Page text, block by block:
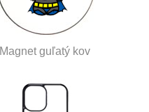
Magnet guľatý kov